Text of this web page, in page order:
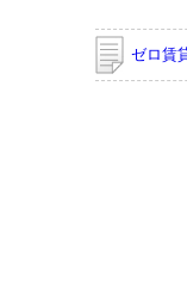
ゼロ賃